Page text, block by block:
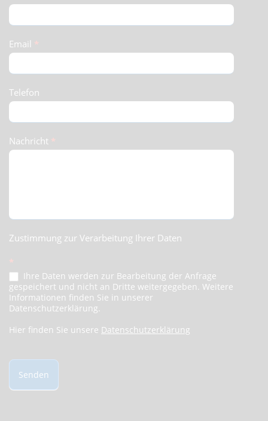
(Footer)
Email *
Telefon
Nachricht *
Zustimmung zur Verarbeitung Ihrer Daten
*
Ihre Daten werden zur Bearbeitung der Anfrage
gespeichert und nicht an Dritte weitergegeben. Weitere
Informationen finden Sie in unserer
Datenschutzerklärung.
Hier finden Sie unsere Datenschutzerklärung
Senden